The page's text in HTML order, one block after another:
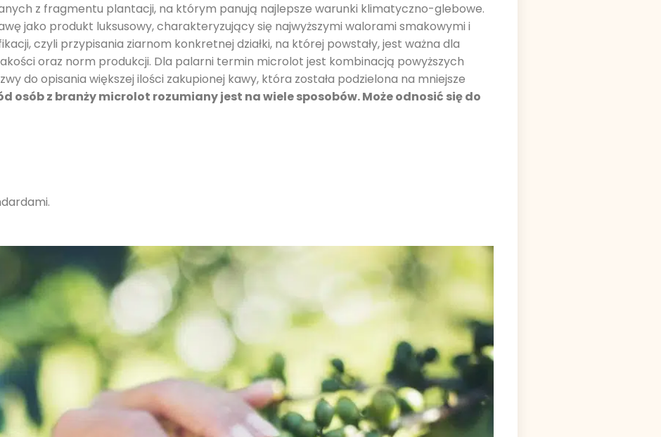
z fragmentu plantacji, na którym panują najlepsze warunki klimatyczno-glebowe.
jako produkt luksusowy, charakteryzujący się najwyższymi walorami smakowymi i
czyli przypisania ziarnom konkretnej działki, na której powstały, jest ważna dla
oraz norm produkcji. Dla palarni termin microlot jest kombinacją powyższych
do opisania większej ilości zakupionej kawy, która została podzielona na mniejsze
osób z branży microlot rozumiany jest na wiele sposobów. Może odnosić się do